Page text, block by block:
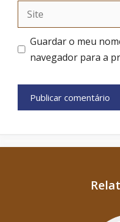
Site
Guardar o meu
navegador para a